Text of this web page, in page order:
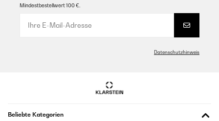
Mindestbestellwert 100 €.
Datenschutzhinweis
Beliebte Kategorien